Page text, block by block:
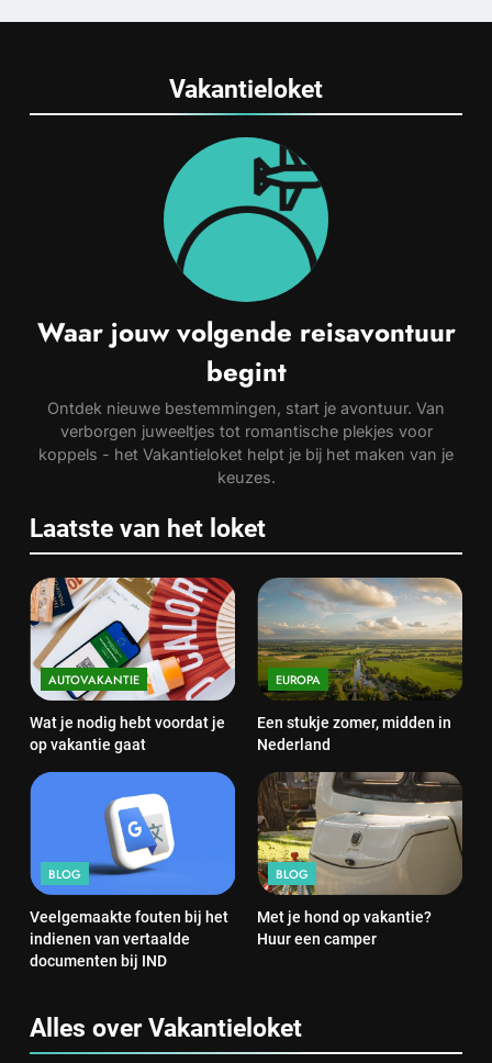
Vakantieloket
Waar jouw volgende reisavontuur
begint
Ontdek nieuwe bestemmingen, start je avontuur. Van
verborgen juweeltjes tot romantische plekjes voor
koppels - het Vakantieloket helpt je bij het maken van je
keuzes.
Laatste van het loket
AUTOVAKANTIE
Wat je nodig hebt voordat je
op vakantie gaat
EUROPA
Een stukje zomer, midden in
Nederland
BLOG
Veelgemaakte fouten bij het
indienen van vertaalde
documenten bij IND
BLOG
Met je hond op vakantie?
Huur een camper
Alles over Vakantieloket